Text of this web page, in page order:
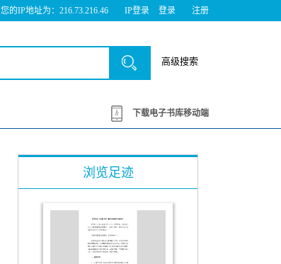
您的IP地址为：216.73.216.46 IP登录 登录 注册
高级搜索
下载电子书库移动端
浏览足迹